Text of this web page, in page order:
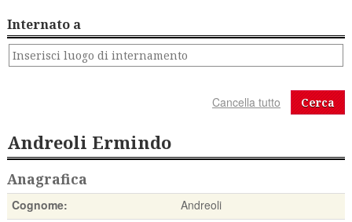
Internato a
Cerca
Andreoli Ermindo
Anagrafica
Cognome:
Andreoli